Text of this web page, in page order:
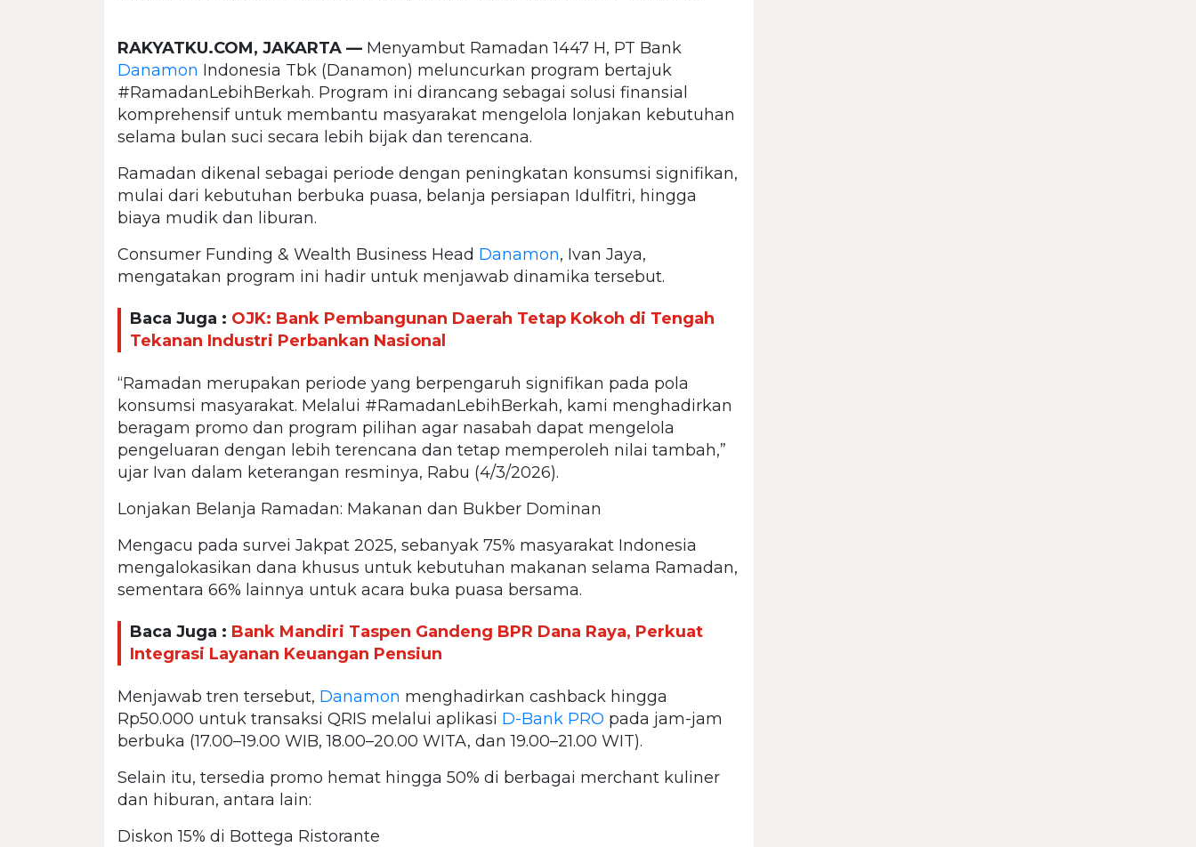
RAKYATKU.COM, JAKARTA — Menyambut Ramadan 1447 H, PT Bank
Danamon Indonesia Tbk (Danamon) meluncurkan program bertajuk
#RamadanLebihBerkah. Program ini dirancang sebagai solusi finansial
komprehensif untuk membantu masyarakat mengelola lonjakan kebutuhan
selama bulan suci secara lebih bijak dan terencana.
Ramadan dikenal sebagai periode dengan peningkatan konsumsi signifikan,
mulai dari kebutuhan berbuka puasa, belanja persiapan Idulfitri, hingga
biaya mudik dan liburan.
Consumer Funding & Wealth Business Head Danamon, Ivan Jaya,
mengatakan program ini hadir untuk menjawab dinamika tersebut.
Baca Juga : OJK: Bank Pembangunan Daerah Tetap Kokoh di Tengah
Tekanan Industri Perbankan Nasional
“Ramadan merupakan periode yang berpengaruh signifikan pada pola
konsumsi masyarakat. Melalui #RamadanLebihBerkah, kami menghadirkan
beragam promo dan program pilihan agar nasabah dapat mengelola
pengeluaran dengan lebih terencana dan tetap memperoleh nilai tambah,”
ujar Ivan dalam keterangan resminya, Rabu (4/3/2026).
Lonjakan Belanja Ramadan: Makanan dan Bukber Dominan
Mengacu pada survei Jakpat 2025, sebanyak 75% masyarakat Indonesia
mengalokasikan dana khusus untuk kebutuhan makanan selama Ramadan,
sementara 66% lainnya untuk acara buka puasa bersama.
Baca Juga : Bank Mandiri Taspen Gandeng BPR Dana Raya, Perkuat
Integrasi Layanan Keuangan Pensiun
Menjawab tren tersebut, Danamon menghadirkan cashback hingga
Rp50.000 untuk transaksi QRIS melalui aplikasi D-Bank PRO pada jam-jam
berbuka (17.00–19.00 WIB, 18.00–20.00 WITA, dan 19.00–21.00 WIT).
Selain itu, tersedia promo hemat hingga 50% di berbagai merchant kuliner
dan hiburan, antara lain:
Diskon 15% di Bottega Ristorante